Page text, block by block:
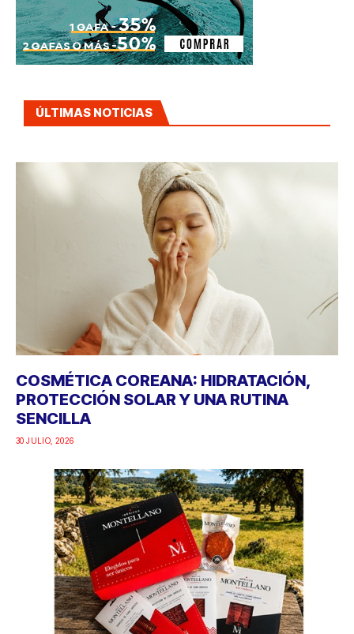
ÚLTIMAS NOTICIAS
COSMÉTICA COREANA: HIDRATACIÓN,
PROTECCIÓN SOLAR Y UNA RUTINA
SENCILLA
30 JULIO, 2026